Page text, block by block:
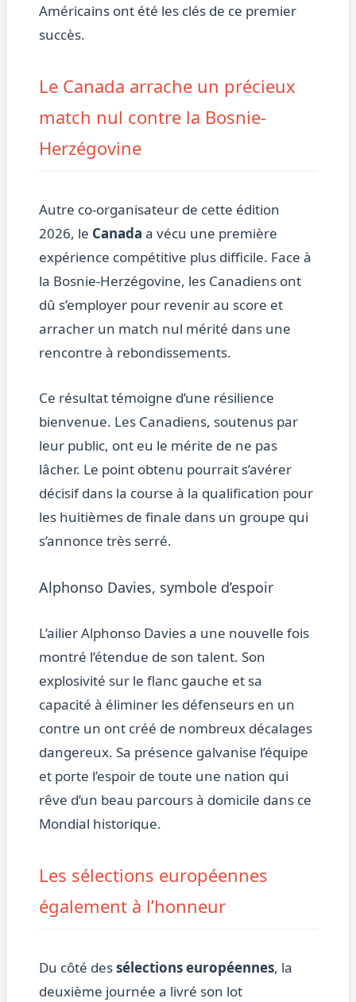
Américains ont été les clés de ce premier
succès.
Le Canada arrache un précieux
match nul contre la Bosnie-
Herzégovine
Autre co-organisateur de cette édition
2026, le Canada a vécu une première
expérience compétitive plus difficile. Face à
la Bosnie-Herzégovine, les Canadiens ont
dû s’employer pour revenir au score et
arracher un match nul mérité dans une
rencontre à rebondissements.
Ce résultat témoigne d’une résilience
bienvenue. Les Canadiens, soutenus par
leur public, ont eu le mérite de ne pas
lâcher. Le point obtenu pourrait s’avérer
décisif dans la course à la qualification pour
les huitièmes de finale dans un groupe qui
s’annonce très serré.
Alphonso Davies, symbole d’espoir
L’ailier Alphonso Davies a une nouvelle fois
montré l’étendue de son talent. Son
explosivité sur le flanc gauche et sa
capacité à éliminer les défenseurs en un
contre un ont créé de nombreux décalages
dangereux. Sa présence galvanise l’équipe
et porte l’espoir de toute une nation qui
rêve d’un beau parcours à domicile dans ce
Mondial historique.
Les sélections européennes
également à l’honneur
Du côté dessélections européennes, la
deuxième journée a livré son lot